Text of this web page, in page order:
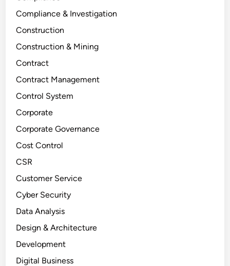
Compliance & Investigation
Construction
Construction & Mining
Contract
Contract Management
Control System
Corporate
Corporate Governance
Cost Control
CSR
Customer Service
Cyber Security
Data Analysis
Design & Architecture
Development
Digital Business